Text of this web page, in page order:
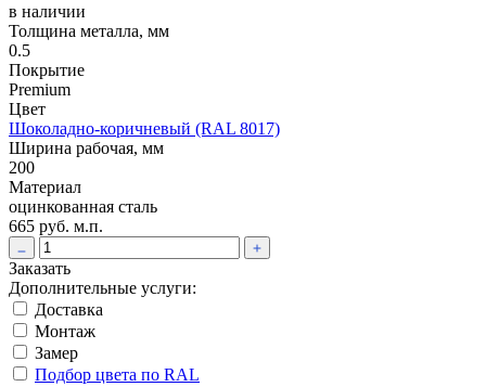
в наличии
Толщина металла, мм
0.5
Покрытие
Premium
Цвет
Шоколадно-коричневый (RAL 8017)
Ширина рабочая, мм
200
Материал
оцинкованная сталь
665 руб. м.п.
Заказать
Дополнительные услуги:
Доставка
Монтаж
Замер
Подбор цвета по RAL